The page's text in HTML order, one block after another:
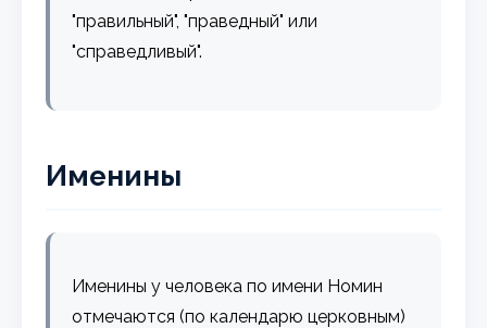
"правильный", "праведный" или
"справедливый".
Именины
Именины у человека по имени Номин
отмечаются (по календарю церковным)